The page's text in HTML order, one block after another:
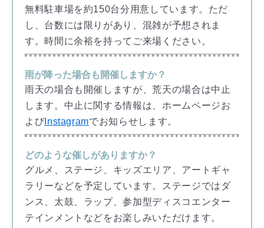
無料駐車場を約150台分用意しています。ただ
し、台数には限りがあり、混雑が予想されま
す。時間に余裕を持ってご来場ください。
雨が降った場合も開催しますか？
雨天の場合も開催しますが、荒天の場合は中止
します。中止に関する情報は、ホームページお
よび Instagramでお知らせします。
どのような催しがありますか？
グルメ、ステージ、キッズエリア、アートギャ
ラリーなどを予定しています。ステージではダ
ンス、太鼓、ラップ、参加型ディスコエンター
テインメントなどをお楽しみいただけます。